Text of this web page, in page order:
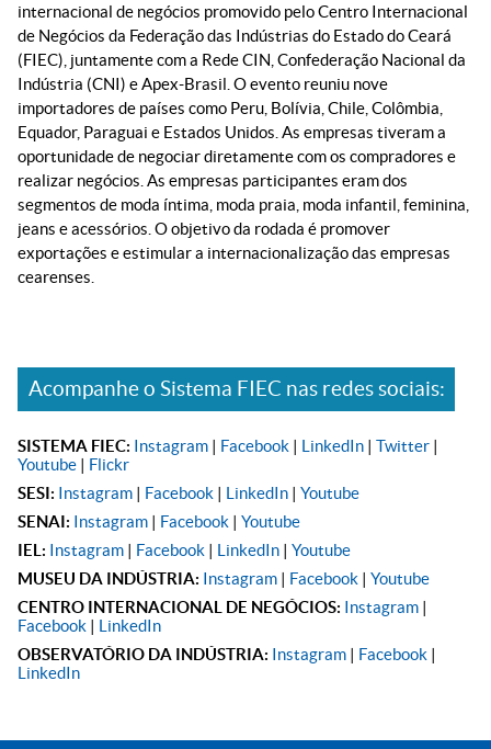
internacional de negócios promovido pelo Centro Internacional
de Negócios da Federação das Indústrias do Estado do Ceará
(FIEC), juntamente com a Rede CIN, Confederação Nacional da
Indústria (CNI) e Apex-Brasil. O evento reuniu nove
importadores de países como Peru, Bolívia, Chile, Colômbia,
Equador, Paraguai e Estados Unidos. As empresas tiveram a
oportunidade de negociar diretamente com os compradores e
realizar negócios. As empresas participantes eram dos
segmentos de moda íntima, moda praia, moda infantil, feminina,
jeans e acessórios. O objetivo da rodada é promover
exportações e estimular a internacionalização das empresas
cearenses.
Acompanhe o Sistema FIEC nas redes sociais:
SISTEMA FIEC: Instagram | Facebook | LinkedIn | Twitter |
Youtube | Flickr
SESI: Instagram | Facebook | LinkedIn | Youtube
SENAI: Instagram | Facebook | Youtube
IEL: Instagram | Facebook | LinkedIn | Youtube
MUSEU DA INDÚSTRIA: Instagram | Facebook | Youtube
CENTRO INTERNACIONAL DE NEGÓCIOS: Instagram |
Facebook | LinkedIn
OBSERVATÓRIO DA INDÚSTRIA: Instagram | Facebook |
LinkedIn